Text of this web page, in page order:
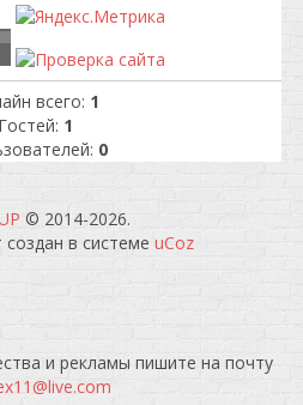
всего: 1
Гостей: 1
0
© 2014-2026.
создан в системе uCoz
и рекламы пишите на почту